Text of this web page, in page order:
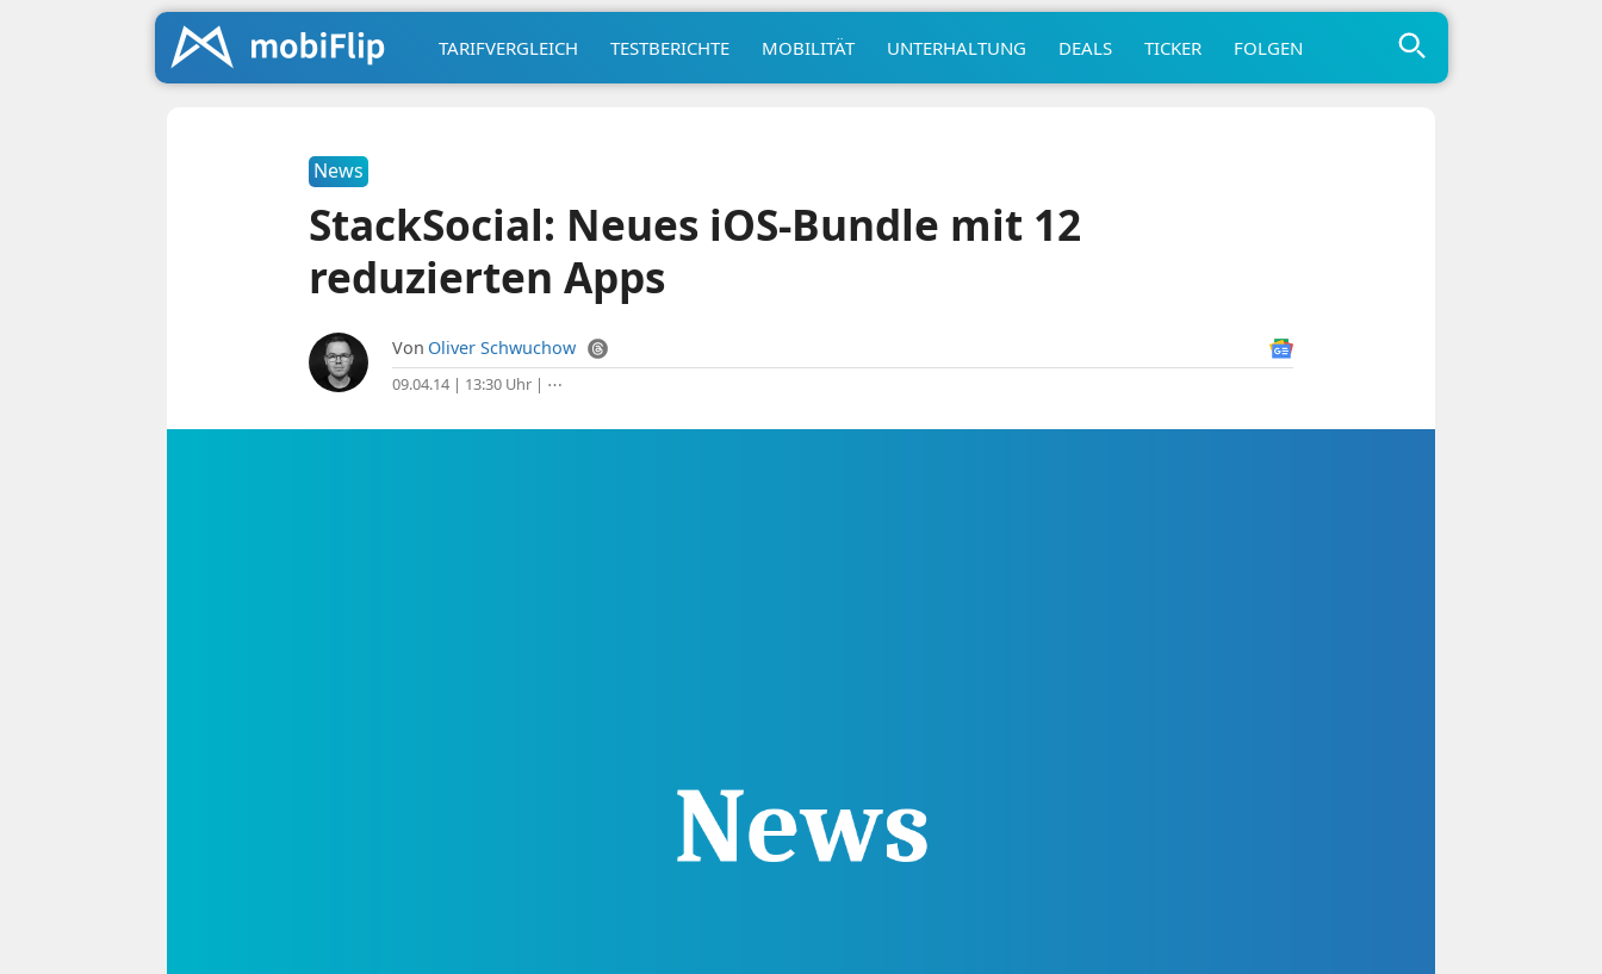
TARIFVERGLEICH TESTBERICHTE MOBILITÄT UNTERHALTUNG DEALS TICKER FOLGEN
News
StackSocial: Neues iOS-Bundle mit 12
reduzierten Apps
Von Oliver Schwuchow
09.04.14 | 13:30 Uhr| ⋯